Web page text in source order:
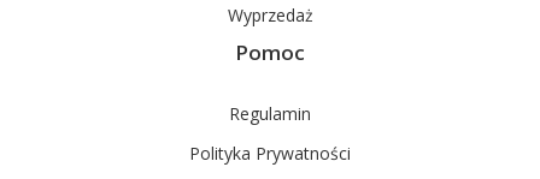
Wyprzedaż
Pomoc
Regulamin
Polityka Prywatności